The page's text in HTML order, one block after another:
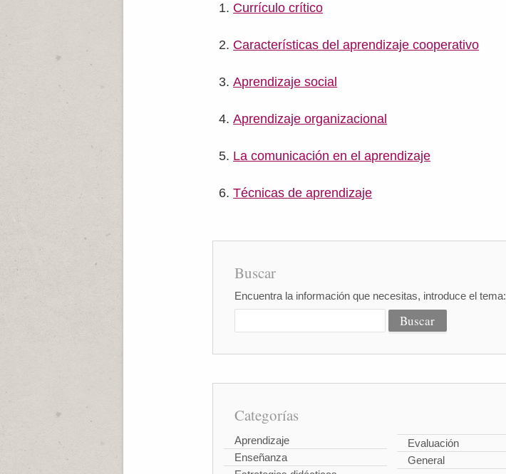
Currículo crítico
Características del aprendizaje cooperativo
Aprendizaje social
Aprendizaje organizacional
La comunicación en el aprendizaje
Técnicas de aprendizaje
Buscar
Encuentra la información que necesitas, introduce el tema:
Categorías
Aprendizaje
Enseñanza
Evaluación
General